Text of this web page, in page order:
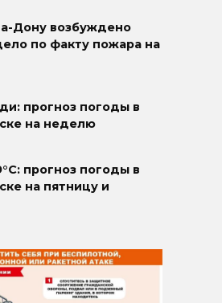
Дону возбуждено
по факту пожара на
прогноз погоды в
на неделю
прогноз погоды в
на пятницу и